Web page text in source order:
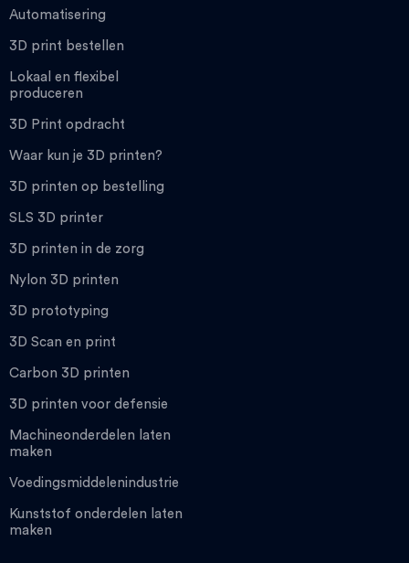
Automatisering
3D print bestellen
Lokaal en flexibel
produceren
3D Print opdracht
Waar kun je 3D printen?
3D printen op bestelling
SLS 3D printer
3D printen in de zorg
Nylon 3D printen
3D prototyping
3D Scan en print
Carbon 3D printen
3D printen voor defensie
Machineonderdelen laten
maken
Voedingsmiddelenindustrie
Kunststof onderdelen laten
maken